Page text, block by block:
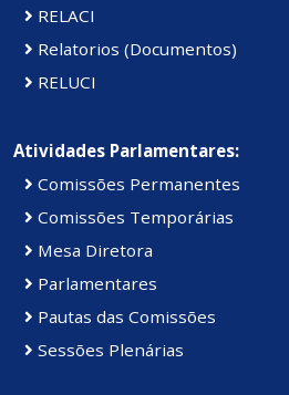
RELACI
Relatorios (Documentos)
RELUCI
Atividades Parlamentares:
Comissões Permanentes
Comissões Temporárias
Mesa Diretora
Parlamentares
Pautas das Comissões
Sessões Plenárias